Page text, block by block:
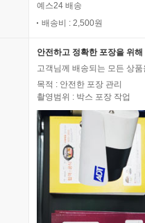
예스24 배송
배송비 : 2,500원
안전하고 정확한 포장을 위
고객님께 배송되는 모든 상
목적 : 안전한 포장 관리
촬영범위 : 박스 포장 작업